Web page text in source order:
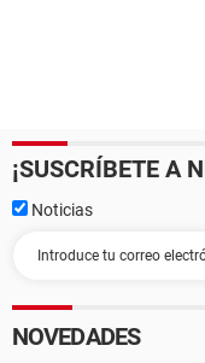
¡SUSCRÍBETE A
Noticias
NOVEDADES